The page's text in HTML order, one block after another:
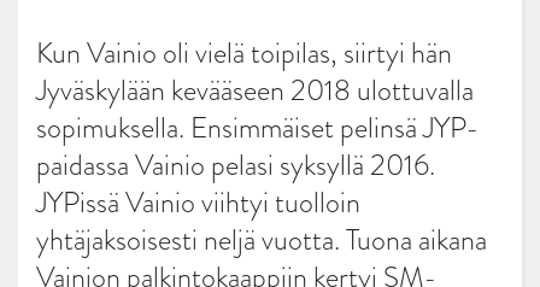
Kun Vainio oli vielä toipilas, siirtyi hän
Jyväskylään kevääseen 2018 ulottuvalla
sopimuksella. Ensimmäiset pelinsä JYP-
paidassa Vainio pelasi syksyllä 2016.
JYPissä Vainio viihtyi tuolloin
yhtäjaksoisesti neljä vuotta. Tuona aikana
Vainion palkintokaappiin kertyi SM-